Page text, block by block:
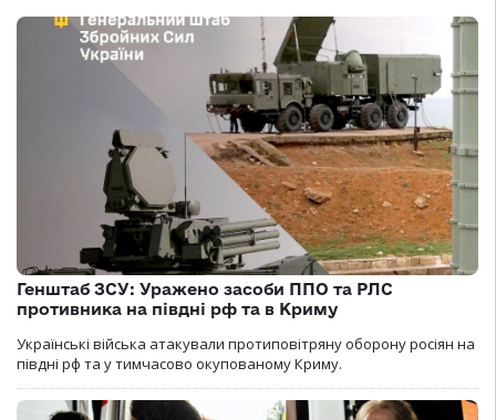
Генштаб ЗСУ: Уражено засоби ППО та РЛС
противника на півдні рф та в Криму
Українські війська атакували протиповітряну оборону росіян на
півдні рф та у тимчасово окупованому Криму.